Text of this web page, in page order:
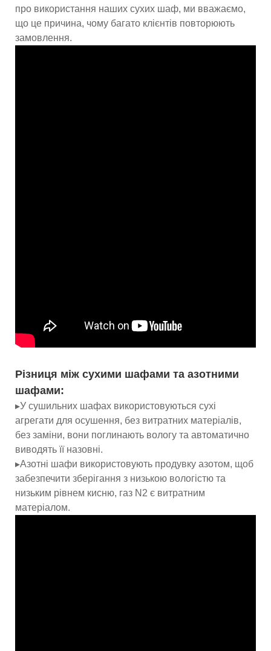
про використання наших сухих шаф, ми вважаємо,
що це причина, чому багато клієнтів повторюють
замовлення.
Різниця між сухими шафами та азотними
шафами:
▸У сушильних шафах використовуються сухі
агрегати для осушення, без витратних матеріалів,
без заміни, вони поглинають вологу та автоматично
виводять її назовні.
▸Азотні шафи використовують продувку азотом, щоб
забезпечити зберігання з низькою вологістю та
низьким рівнем кисню, газ N2 є витратним
матеріалом.